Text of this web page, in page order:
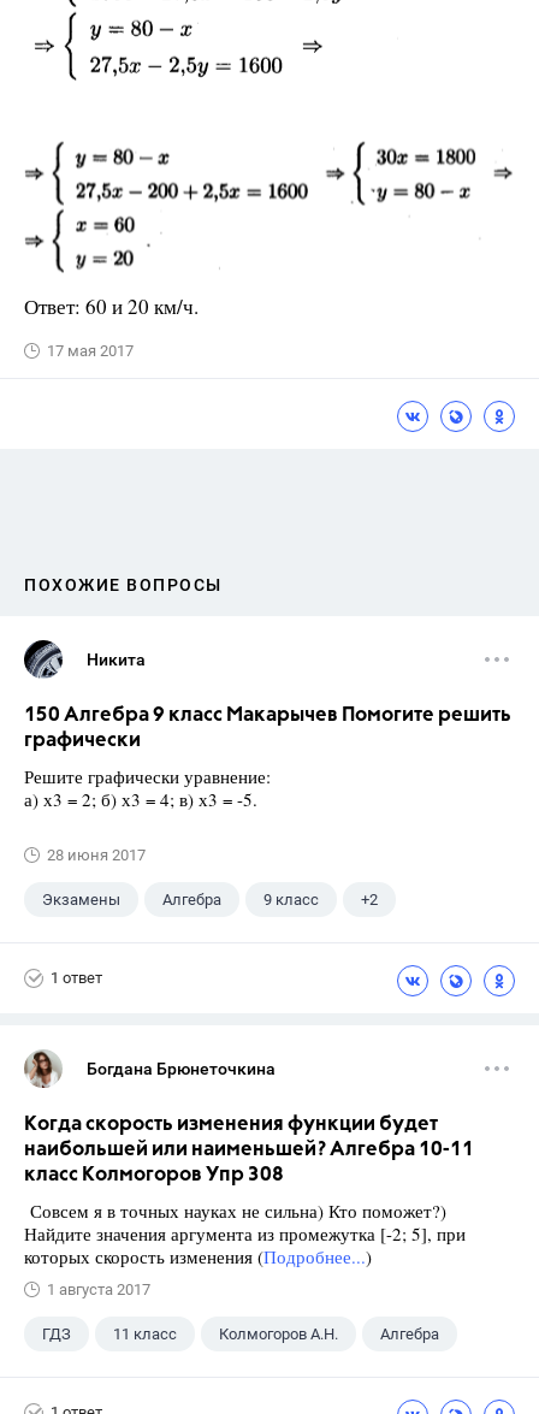
Ответ: 60 и 20 км/ч.
17 мая 2017
ПОХОЖИЕ ВОПРОСЫ
Никита
150 Алгебра 9 класс Макарычев Помогите решить
графически
Решите графически уравнение:
а) х3 = 2; б) х3 = 4; в) х3 = -5.
28 июня 2017
Экзамены Алгебра 9 класс +2
1 ответ
Богдана Брюнеточкина
Когда скорость изменения функции будет
наибольшей или наименьшей? Алгебра 10-11
класс Колмогоров Упр 308
Совсем я в точных науках не сильна) Кто поможет?)
Найдите значения аргумента из промежутка [-2; 5], при
которых скорость изменения (Подробнее...)
1 августа 2017
ГДЗ 11 класс Колмогоров А.Н. Алгебра